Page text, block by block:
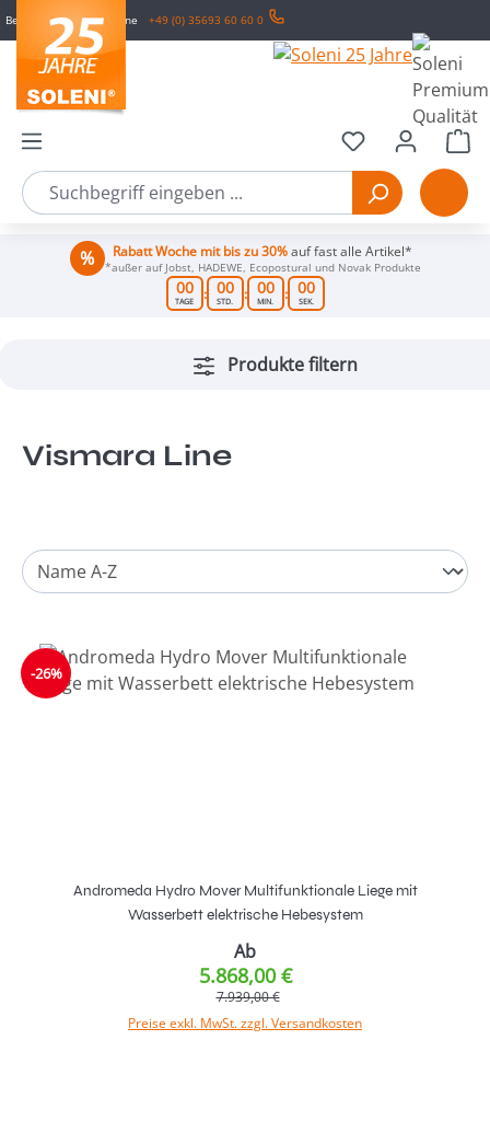
Zum Hauptinhalt springen
Bestell- & Service-Hotline +49 (0) 35693 60 60 0
Rabatt Woche mit bis zu 30%auf fast alle Artikel*
*außer auf Jobst, HADEWE, Ecopostural und Novak Produkte
00
TAGE : 00
STD. : 00
MIN. : 00
SEK.
Produkte filtern
Vismara Line
-26%
Andromeda Hydro Mover Multifunktionale Liege mit
Wasserbett elektrische Hebesystem
Ab
5.868,00 €
7.939,00 €
Preise exkl. MwSt. zzgl. Versandkosten